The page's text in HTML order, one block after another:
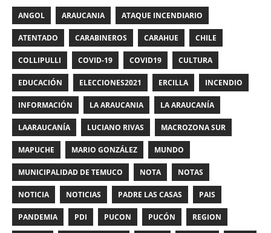
ANGOL ARAUCANIA ATAQUE INCENDIARIO
ATENTADO CARABINEROS CARAHUE CHILE
COLLIPULLI COVID-19 COVID19 CULTURA
EDUCACIÓN ELECCIONES2021 ERCILLA INCENDIO
INFORMACIÓN LA ARAUCANIA LA ARAUCANÍA
LAARAUCANÍA LUCIANO RIVAS MACROZONA SUR
MAPUCHE MARIO GONZÁLEZ MUNDO
MUNICIPALIDAD DE TEMUCO NOTA NOTAS
NOTICIA NOTICIAS PADRE LAS CASAS PAIS
PANDEMIA PDI PUCON PUCÓN REGION